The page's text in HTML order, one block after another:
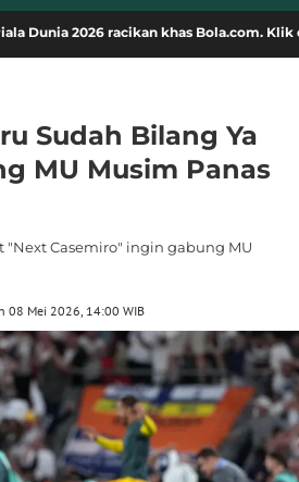
khas Bola.com. Klik di sini!
Sudah Bilang Ya
MU Musim Panas
Casemiro" ingin gabung MU
08 Mei 2026, 14:00 WIB